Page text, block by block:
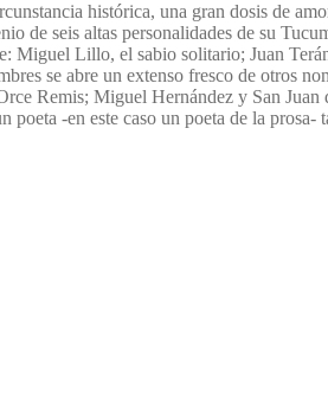
histórica, una gran dosis de
de seis altas personalidades de su
Miguel Lillo, el sabio solitario; Juan
se abre un extenso fresco de otros
Remis; Miguel Hernández y San
-en este caso un poeta de la prosa-